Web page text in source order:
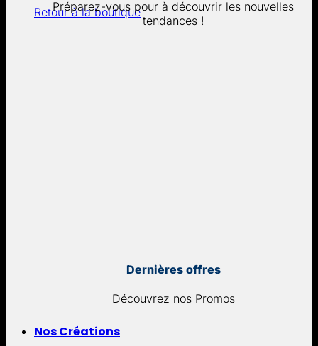
Retour à la boutique
Préparez-vous pour à découvrir les nouvelles
tendances !
Dernières offres
Découvrez nos Promos
Nos Créations